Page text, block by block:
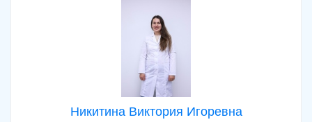
Никитина Виктория Игоревна